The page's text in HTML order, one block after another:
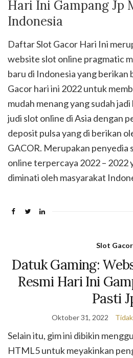
Hari Ini Gampang Jp
Indonesia
Daftar Slot Gacor Hari Ini
website slot online pragmatic
baru di Indonesia yang berikan
Gacor hari ini 2022 untuk
mudah menang yang sudah
judi slot online di Asia dengan
deposit pulsa yang di berikan
GACOR. Merupakan penyedia
online terpercaya 2022 – 2022
diminati oleh masyarakat
Slot Gacor
Datuk Gaming:
Resmi Hari Ini
Pasti
Oktober 31, 2022
Selain itu, gim ini dibikin
HTML5 untuk meyakinkan